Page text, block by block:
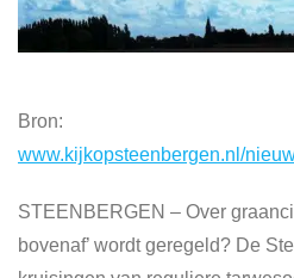
Bron:
www.kijkopsteenbergen.nl/
STEENBERGEN – Over
bovenaf’ wordt geregeld? De